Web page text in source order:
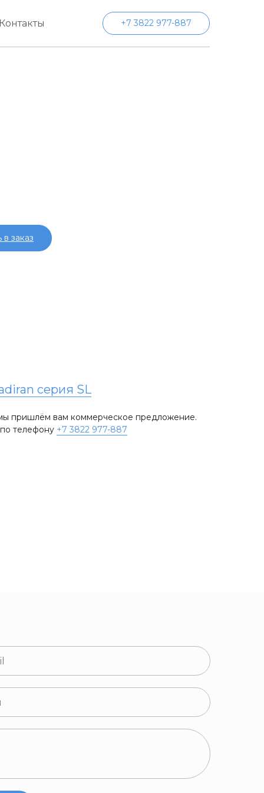
+7 3822 977-887
заказ
серия SL
мы пришлём вам коммерческое предложение.
телефону +7 3822 977-887